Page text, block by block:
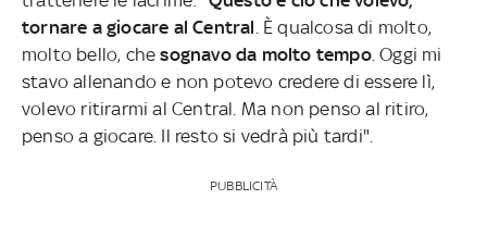
tornare a giocare al Central . È qualcosa di molto,
molto bello, chesognavo da molto tempo. Oggi mi
stavo allenando e non potevo credere di essere lì,
volevo ritirarmi al Central. Ma non penso al ritiro,
penso a giocare. Il resto si vedrà più tardi".
PUBBLICITÀ